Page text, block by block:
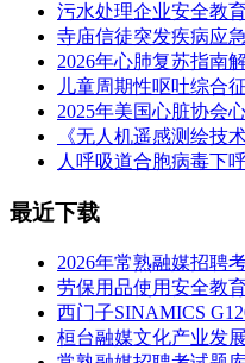
污水处理企业安全教
寺庙信徒突发疾病应
2026年心肺复苏指南
儿童周期性呕吐综合
2025年美国心脏协会
《无人机遥感测绘技
人呼吸道合胞病毒下
最近下载
2026年常熟融媒招聘
劳保用品使用安全教
西门子SINAMICS
桓台融媒文化产业发